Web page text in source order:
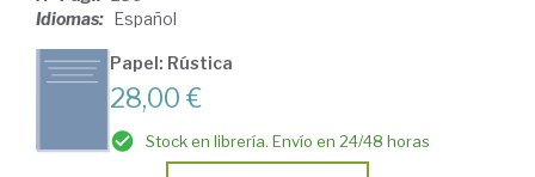
Idiomas: Español
Papel: Rústica
28,00 €
Stock en librería. Envío en 24/48 horas